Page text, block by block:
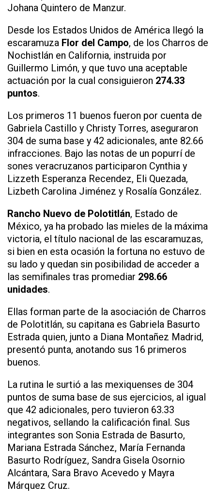
Johana Quintero de Manzur.
Desde los Estados Unidos de América llegó la
escaramuza Flor del Campo, de los Charros de
Nochistlán en California, instruida por
Guillermo Limón, y que tuvo una aceptable
actuación por la cual consiguieron 274.33
puntos.
Los primeros 11 buenos fueron por cuenta de
Gabriela Castillo y Christy Torres, aseguraron
304 de suma base y 42 adicionales, ante 82.66
infracciones. Bajo las notas de un popurrí de
sones veracruzanos participaron Cynthia y
Lizzeth Esperanza Recendez, Eli Quezada,
Lizbeth Carolina Jiménez y Rosalía González.
Rancho Nuevo de Polotitlán, Estado de
México, ya ha probado las mieles de la máxima
victoria, el título nacional de las escaramuzas,
si bien en esta ocasión la fortuna no estuvo de
su lado y quedan sin posibilidad de acceder a
las semifinales tras promediar 298.66
unidades.
Ellas forman parte de la asociación de Charros
de Polotitlán, su capitana es Gabriela Basurto
Estrada quien, junto a Diana Montañez Madrid,
presentó punta, anotando sus 16 primeros
buenos.
La rutina le surtió a las mexiquenses de 304
puntos de suma base de sus ejercicios, al igual
que 42 adicionales, pero tuvieron 63.33
negativos, sellando la calificación final. Sus
integrantes son Sonia Estrada de Basurto,
Mariana Estrada Sánchez, María Fernanda
Basurto Rodríguez, Sandra Gisela Osornio
Alcántara, Sara Bravo Acevedo y Mayra
Márquez Cruz.